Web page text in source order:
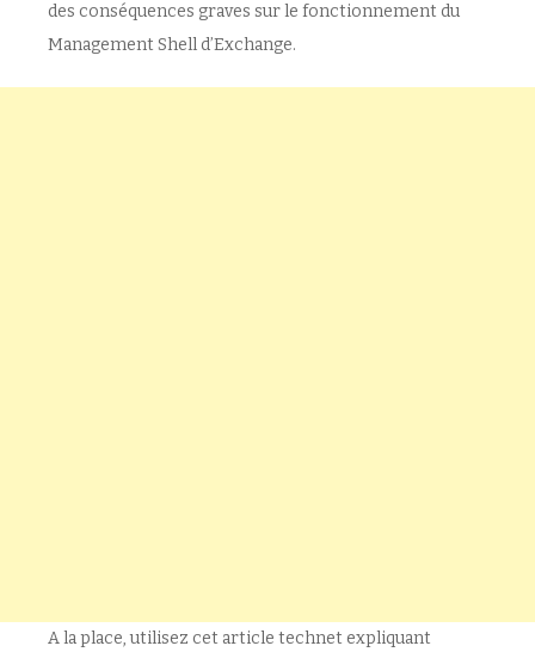
des conséquences graves sur le fonctionnement du
Management Shell d’Exchange.
A la place, utilisez cet article technet expliquant